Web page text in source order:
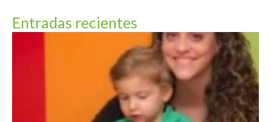
Entradas recientes